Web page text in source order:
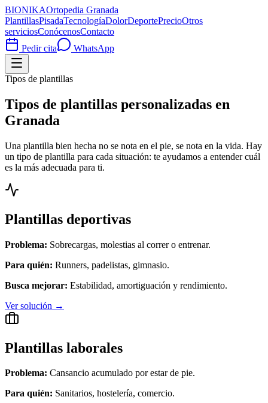
BIONIKAOrtopedia Granada
PlantillasPisadaTecnologíaDolorDeportePrecioOtros
serviciosConócenosContacto
Pedir cita
WhatsApp
Tipos de plantillas
Tipos de plantillas personalizadas en
Granada
Una plantilla bien hecha no se nota en el pie, se nota en la vida. Hay
un tipo de plantilla para cada situación: te ayudamos a entender cuál
es la más adecuada para ti.
Plantillas deportivas
Problema: Sobrecargas, molestias al correr o entrenar.
Para quién: Runners, padelistas, gimnasio.
Busca mejorar: Estabilidad, amortiguación y rendimiento.
Ver solución →
Plantillas laborales
Problema: Cansancio acumulado por estar de pie.
Para quién: Sanitarios, hostelería, comercio.